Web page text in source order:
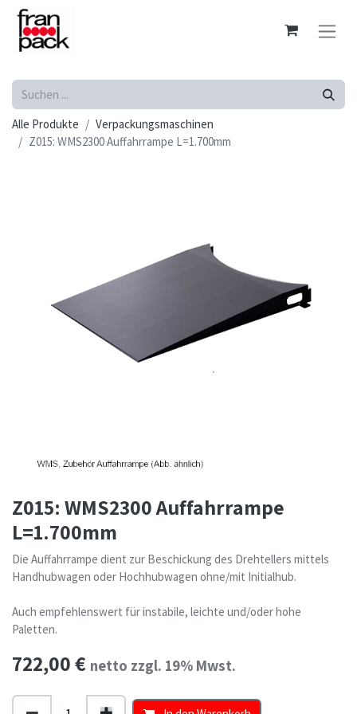
Alle Produkte
Verpackungsmaschinen
Z015: WMS2300 Auffahrrampe L=1.700mm
Z015: WMS2300 Auffahrrampe
L=1.700mm
Die Auffahrrampe dient zur Beschickung des Drehtellers mittels
Handhubwagen oder Hochhubwagen ohne/mit Initialhub.
Auch empfehlenswert für instabile, leichte und/oder hohe
Paletten.
722,00€ netto zzgl. 19% Mwst.